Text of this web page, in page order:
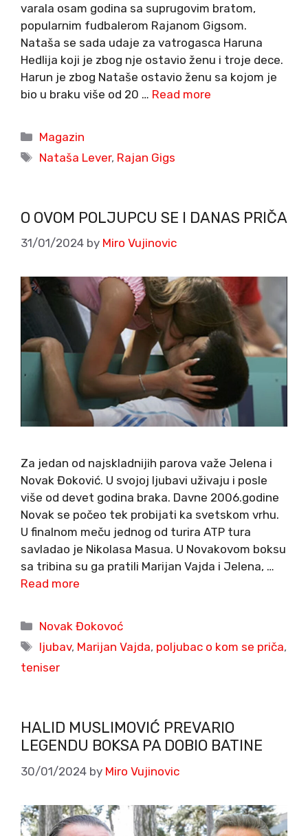
varala osam godina sa suprugovim bratom,
popularnim fudbalerom Rajanom Gigsom.
Nataša se sada udaje za vatrogasca Haruna
Hedlija koji je zbog nje ostavio ženu i troje dece.
Harun je zbog Nataše ostavio ženu sa kojom je
bio u braku više od 20 … Read more
Categories
Magazin
Tags
Nataša Lever, Rajan Gigs
O OVOM POLJUPCU SE I DANAS PRIČA
31/01/2024 by Miro Vujinovic
Za jedan od najskladnijih parova važe Jelena i
Novak Đoković. U svojoj ljubavi uživaju i posle
više od devet godina braka. Davne 2006.godine
Novak se počeo tek probijati ka svetskom vrhu.
U finalnom meču jednog od turira ATP tura
savladao je Nikolasa Masua. U Novakovom boksu
sa tribina su ga pratili Marijan Vajda i Jelena, …
Read more
Categories
Novak Đokovoć
Tags
ljubav, Marijan Vajda, poljubac o kom se priča,
teniser
HALID MUSLIMOVIĆ PREVARIO
LEGENDU BOKSA PA DOBIO BATINE
30/01/2024 by Miro Vujinovic